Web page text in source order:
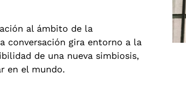
al ámbito de la
conversación gira entorno a la
de una nueva simbiosis,
en el mundo.